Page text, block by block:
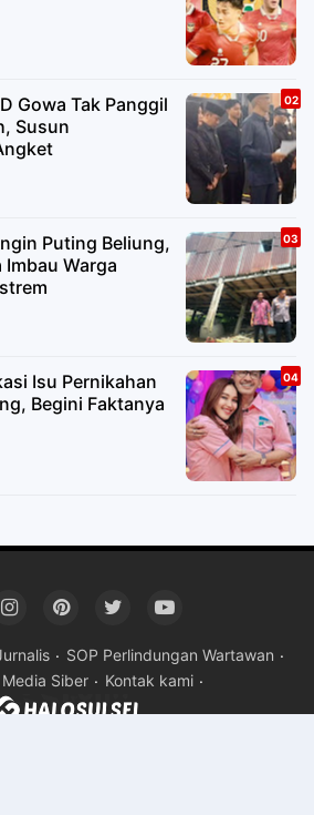
Gowa Tak Panggil
Susun
Puting Beliung,
Warga
Isu Pernikahan
Begini Faktanya
SOP Perlindungan Wartawan
Siber
Kontak kami